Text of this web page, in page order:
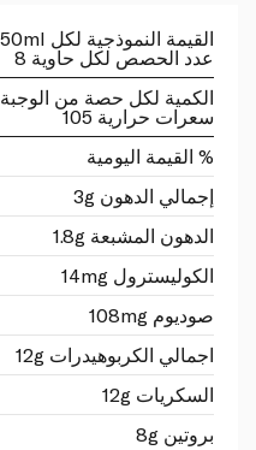
القيمة النموذجية لكل 250ml
عدد الحصص لكل حاوية 8
الكمية لكل حصة من الوجبة
سعرات حرارية 105
% القيمة اليومية
إجمالي الدهون 3g
الدهون المشبعة 1.8g
الكوليسترول 14mg
صوديوم 108mg
اجمالي الكربوهيدرات 12g
السكريات 12g
بروتين 8g